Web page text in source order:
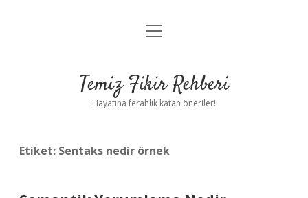
Anasayfa
Yasal Uyarı
menüyü
Temiz Fikir Rehberi
Hayatına ferahlık katan öneriler!
Etiket: Sentaks nedir örnek